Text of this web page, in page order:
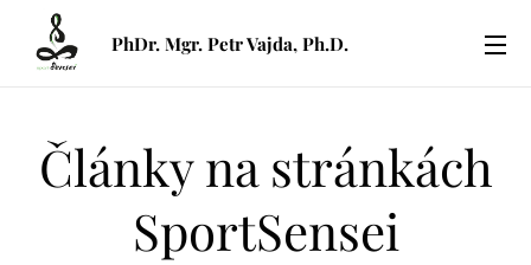
PhDr. Mgr. Petr Vajda, Ph.D.
Články na stránkách
SportSensei